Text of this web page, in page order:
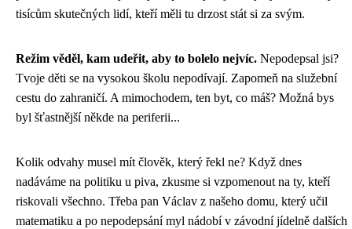
tisícům skutečných lidí, kteří měli tu drzost stát si za svým.
Režim věděl, kam udeřit, aby to bolelo nejvíc. Nepodepsal jsi?
Tvoje děti se na vysokou školu nepodívají. Zapomeň na služební
cestu do zahraničí. A mimochodem, ten byt, co máš? Možná bys
byl šťastnější někde na periferii...
Kolik odvahy musel mít člověk, který řekl ne? Když dnes
nadáváme na politiku u piva, zkusme si vzpomenout na ty, kteří
riskovali všechno. Třeba pan Václav z našeho domu, který učil
matematiku a po nepodepsání myl nádobí v závodní jídelně dalších